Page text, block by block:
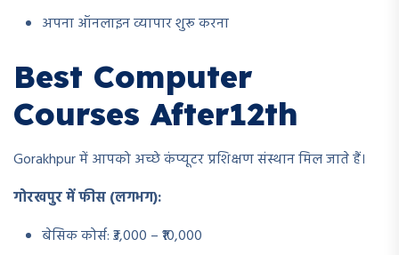
अपना ऑनलाइन व्यापार शुरू करना
Best Computer
Courses After12th
Gorakhpur में आपको अच्छे कंप्यूटर प्रशिक्षण संस्थान मिल जाते हैं।
गोरखपुर में फीस (लगभग):
बेसिक कोर्स: ₹3,000 – ₹10,000